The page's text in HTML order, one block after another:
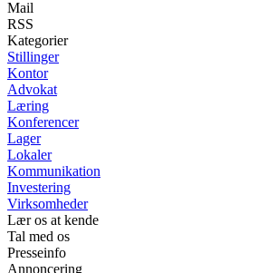
Mail
RSS
Kategorier
Stillinger
Kontor
Advokat
Læring
Konferencer
Lager
Lokaler
Kommunikation
Investering
Virksomheder
Lær os at kende
Tal med os
Presseinfo
Annoncering